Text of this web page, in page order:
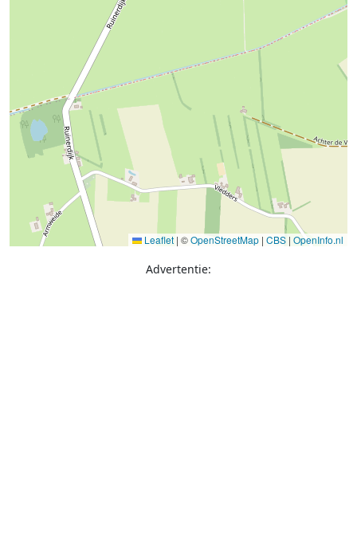
Leaflet | ©OpenStreetMap | CBS | OpenInfo.nl
Advertentie: